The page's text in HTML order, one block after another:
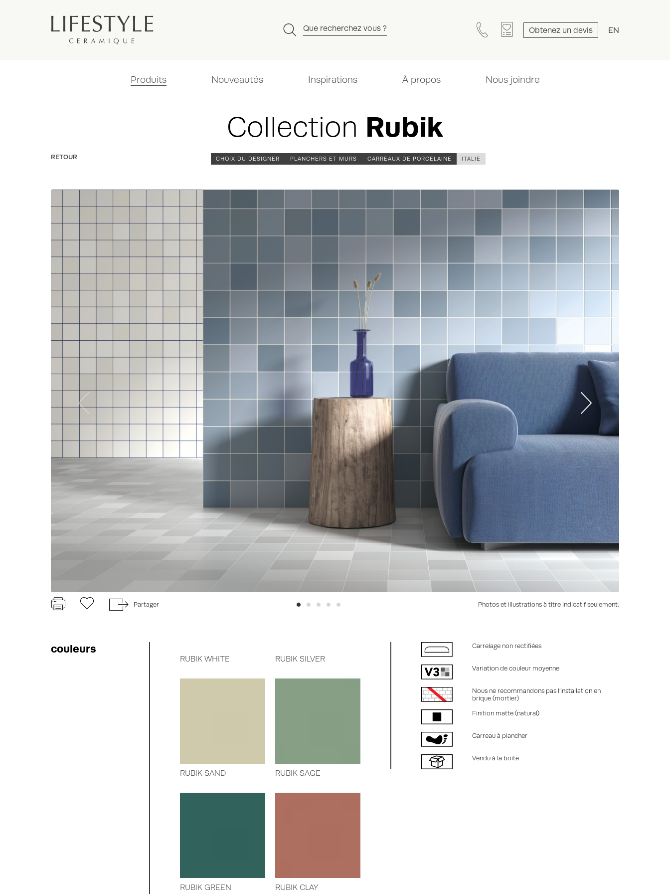
Que recherchez vous ? Obtenez un devis EN
Produits Nouveautés Inspirations À propos Nous joindre
Collection Rubik
RETOUR CHOIX DU DESIGNER PLANCHERS ET MURS CARREAUX DE PORCELAINE ITALIE
Partager Photos et illustrations à titre indicatif seulement.
couleurs
RUBIK WHITE RUBIK SILVER
RUBIK SAND RUBIK SAGE
RUBIK GREEN RUBIK CLAY
Carrelage non rectifiées
Variation de couleur moyenne
Nous ne recommandons pas l’installation en
brique (mortier)
Finition matte (natural)
Carreau à plancher
Vendu à la boite